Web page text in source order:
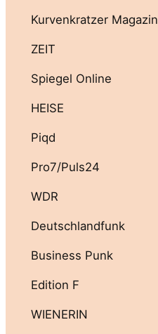
Kurvenkratzer Magazin
ZEIT
Spiegel Online
HEISE
Piqd
Pro7/Puls24
WDR
Deutschlandfunk
Business Punk
Edition F
WIENERIN